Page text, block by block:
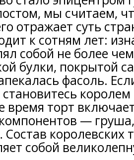
мы считаем,
отражает суть
к сотням лет:
собой не более
булки, покрытой
фасоль.
время торт
—
королевских
собой